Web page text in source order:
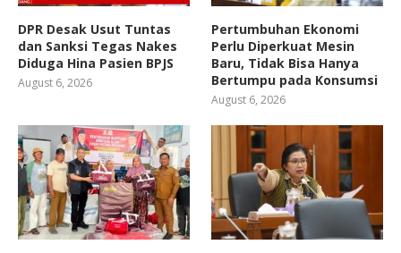
DPR Desak Usut Tuntas
dan Sanksi Tegas Nakes
Diduga Hina Pasien BPJS
August 6, 2026
Pertumbuhan Ekonomi
Perlu Diperkuat Mesin
Baru, Tidak Bisa Hanya
Bertumpu pada Konsumsi
August 6, 2026